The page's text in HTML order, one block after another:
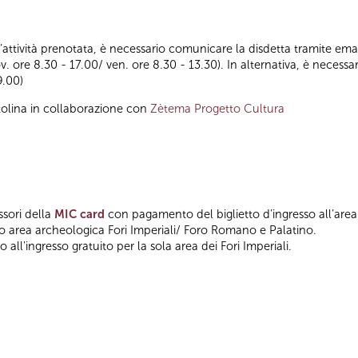
prenotata, è necessario comunicare la disdetta tramite
ore 8.30 - 17.00/ ven. ore 8.30 - 13.30). In alternativa, è
in collaborazione con Zètema Progetto Cultura
della MIC card con pagamento del biglietto d’ingresso
area archeologica Fori Imperiali/ Foro Romano e Palatino.
all'ingresso gratuito per la sola area dei Fori Imperiali.